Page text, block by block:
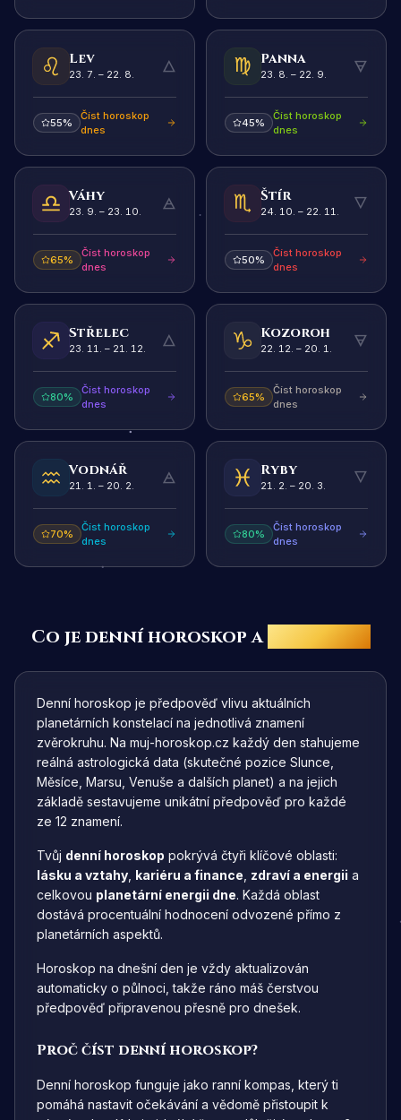
Lev
23. 7. – 22. 8. 🜂
55%
Číst horoskop
dnes
Panna
23. 8. – 22. 9. 🜃
45%
Číst horoskop
dnes
Váhy
23. 9. – 23. 10. 🜁
65%
Číst horoskop
dnes
Štír
24. 10. – 22. 11. 🜄
50%
Číst horoskop
dnes
Střelec
23. 11. – 21. 12. 🜂
80%
Číst horoskop
dnes
Kozoroh
22. 12. – 20. 1. 🜃
65%
Číst horoskop
dnes
Vodnář
21. 1. – 20. 2. 🜁
70%
Číst horoskop
dnes
Ryby
21. 2. – 20. 3. 🜄
80%
Číst horoskop
dnes
Co je denní horoskop a
Denní horoskop je předpověď vlivu aktuálních
planetárních konstelací na jednotlivá znamení
zvěrokruhu. Na muj-horoskop.cz každý den stahujeme
reálná astrologická data (skutečné pozice Slunce,
Měsíce, Marsu, Venuše a dalších planet) a na jejich
základě sestavujeme unikátní předpověď pro každé
ze 12 znamení.
Tvůj denní horoskop pokrývá čtyři klíčové oblasti:
lásku a vztahy kariéru a finance zdraví a energii a
celkovou planetární energii dne. Každá oblast
dostává procentuální hodnocení odvozené přímo z
planetárních aspektů.
Horoskop na dnešní den je vždy aktualizován
automaticky o půlnoci, takže ráno máš čerstvou
předpověď připravenou přesně pro dnešek.
Proč číst denní horoskop?
Denní horoskop funguje jako ranní kompas, který ti
pomáhá nastavit očekávání a vědomě přistoupit k